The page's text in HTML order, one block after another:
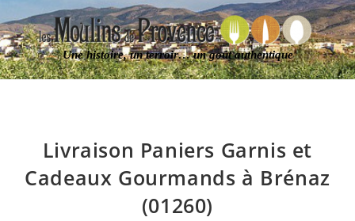
Une histoire, un terroir… un goût authentique
Livraison Paniers Garnis et
Cadeaux Gourmands à Brénaz
(01260)